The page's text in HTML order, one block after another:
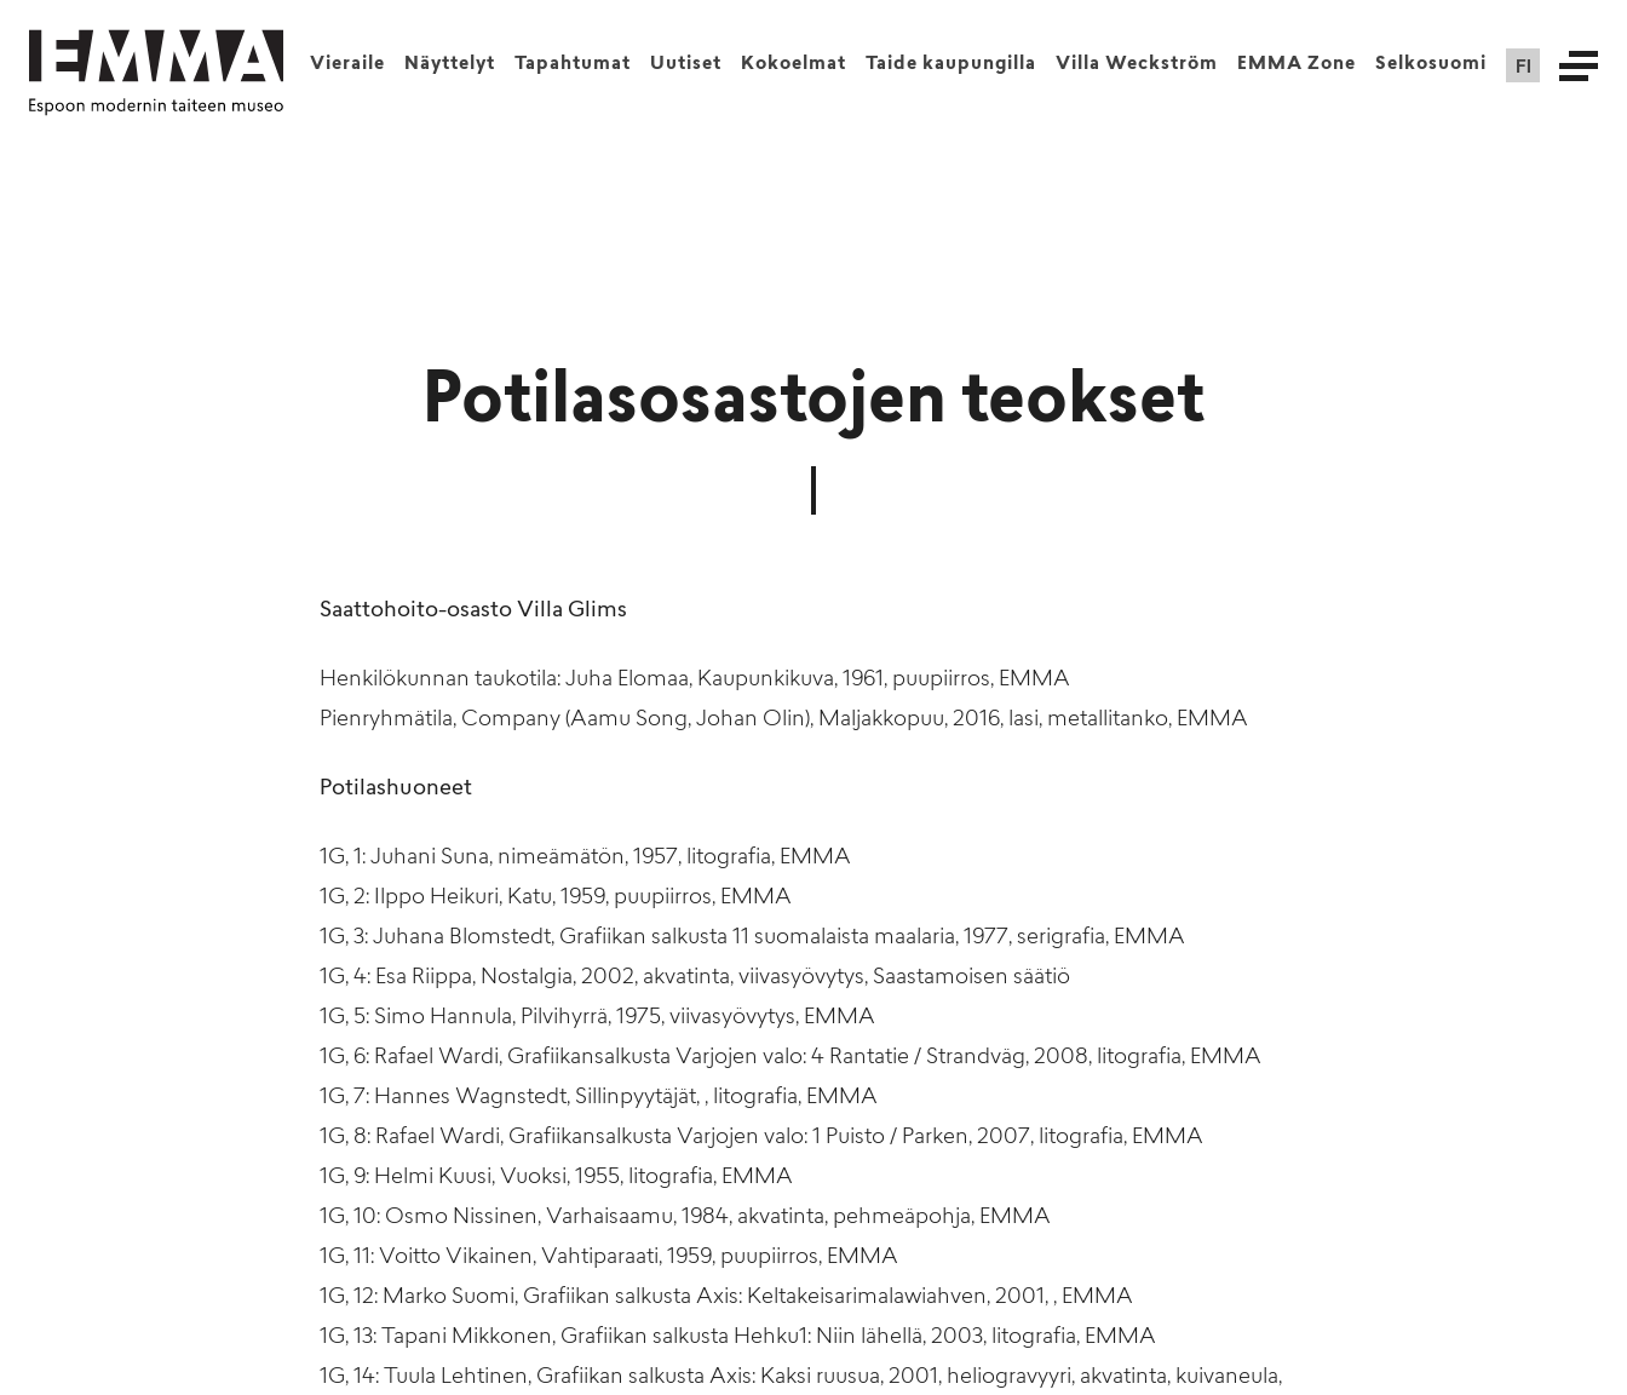
Vieraile Näyttelyt Tapahtumat Uutiset Kokoelmat Taide kaupungilla Villa Weckström EMMA Zone Selkosuomi FI
Potilasosastojen teokset
Saattohoito-osasto Villa Glims
Henkilökunnan taukotila: Juha Elomaa, Kaupunkikuva, 1961, puupiirros, EMMA
Pienryhmätila, Company (Aamu Song, Johan Olin), Maljakkopuu, 2016, lasi, metallitanko, EMMA
Potilashuoneet
1G, 1: Juhani Suna, nimeämätön, 1957, litografia, EMMA
1G, 2: Ilppo Heikuri, Katu, 1959, puupiirros, EMMA
1G, 3: Juhana Blomstedt, Grafiikan salkusta 11 suomalaista maalaria, 1977, serigrafia, EMMA
1G, 4: Esa Riippa, Nostalgia, 2002, akvatinta, viivasyövytys, Saastamoisen säätiö
1G, 5: Simo Hannula, Pilvihyrrä, 1975, viivasyövytys, EMMA
1G, 6: Rafael Wardi, Grafiikansalkusta Varjojen valo: 4 Rantatie / Strandväg, 2008, litografia, EMMA
1G, 7: Hannes Wagnstedt, Sillinpyytäjät, , litografia, EMMA
1G, 8: Rafael Wardi, Grafiikansalkusta Varjojen valo: 1 Puisto / Parken, 2007, litografia, EMMA
1G, 9: Helmi Kuusi, Vuoksi, 1955, litografia, EMMA
1G, 10: Osmo Nissinen, Varhaisaamu, 1984, akvatinta, pehmeäpohja, EMMA
1G, 11: Voitto Vikainen, Vahtiparaati, 1959, puupiirros, EMMA
1G, 12: Marko Suomi, Grafiikan salkusta Axis: Keltakeisarimalawiahven, 2001, , EMMA
1G, 13: Tapani Mikkonen, Grafiikan salkusta Hehku1: Niin lähellä, 2003, litografia, EMMA
1G, 14: Tuula Lehtinen, Grafiikan salkusta Axis: Kaksi ruusua, 2001, heliogravyyri, akvatinta, kuivaneula,